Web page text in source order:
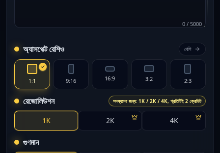
0 / 5000
অ্যাসপেক্ট রেশিও বেশি
1:1 9:16 16:9 3:2 2:3
রেজোলিউশন সদস্যদের জন্য: 1K / 2K / 4K, প্রতিটিই 2 ক্রেডিট
1K 2K 4K
গুণমান